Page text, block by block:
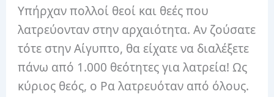
Υπήρχαν πολλοί θεοί και θεές που
λατρεύονταν στην αρχαιότητα. Αν ζούσατε
τότε στην Αίγυπτο, θα είχατε να διαλέξετε
πάνω από 1.000 θεότητες για λατρεία! Ως
κύριος θεός, ο Ρα λατρευόταν από όλους.